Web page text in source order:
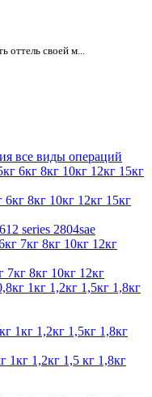
оттель своей м...
все виды операций
8кг 10кг 12кг 15кг
series 2804sae
7кг 8кг 10кг 12кг
1кг 1,2кг 1,5кг 1,8кг